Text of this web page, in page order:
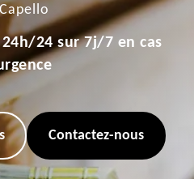
24 sur 7j/7 en cas
Contactez-nous